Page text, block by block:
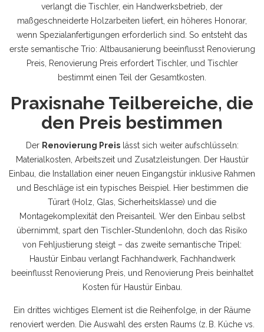
verlangt die Tischler, ein Handwerksbetrieb, der
maßgeschneiderte Holzarbeiten liefert , ein höheres Honorar,
wenn Spezialanfertigungen erforderlich sind. So entsteht das
erste semantische Trio: Altbausanierung beeinflusst Renovierung
Preis, Renovierung Preis erfordert Tischler, und Tischler
bestimmt einen Teil der Gesamt­kosten.
Praxisnahe Teilbereiche, die
den Preis bestimmen
Der Renovierung Preislässt sich weiter aufschlüsseln:
Materialkosten, Arbeitszeit und Zusatzleistungen. Der Haustür
Einbau die Installation einer neuen Eingangstür inklusive Rahmen
und Beschlägeist ein typisches Beispiel. Hier bestimmen die
Türart (Holz, Glas, Sicherheitsklasse) und die
Montagekomplexität den Preisanteil. Wer den Einbau selbst
übernimmt, spart den Tischler‑Stundenlohn, doch das Risiko
von Fehljustierung steigt – das zweite semantische Tripel:
Haustür Einbau verlangt Fachhandwerk, Fachhandwerk
beeinflusst Renovierung Preis, und Renovierung Preis beinhaltet
Kosten für Haustür Einbau.
Ein drittes wichtiges Element ist die Reihenfolge, in der Räume
renoviert werden. Die Auswahl des ersten Raums (z. B. Küche vs.